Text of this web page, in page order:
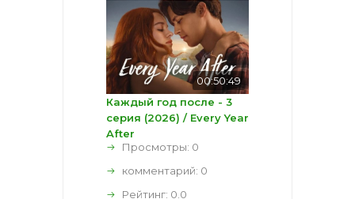
00:50:49
Каждый год после - 3
серия (2026) / Every Year
After
Просмотры: 0
комментарий: 0
Рейтинг: 0.0